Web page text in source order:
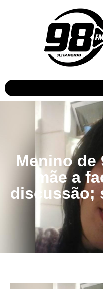
Menino de
mãe a
discussão;